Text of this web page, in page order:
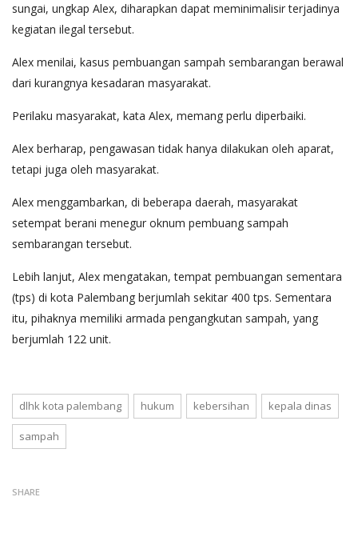
sungai, ungkap Alex, diharapkan dapat meminimalisir terjadinya
kegiatan ilegal tersebut.
Alex menilai, kasus pembuangan sampah sembarangan berawal
dari kurangnya kesadaran masyarakat.
Perilaku masyarakat, kata Alex, memang perlu diperbaiki.
Alex berharap, pengawasan tidak hanya dilakukan oleh aparat,
tetapi juga oleh masyarakat.
Alex menggambarkan, di beberapa daerah, masyarakat
setempat berani menegur oknum pembuang sampah
sembarangan tersebut.
Lebih lanjut, Alex mengatakan, tempat pembuangan sementara
(tps) di kota Palembang berjumlah sekitar 400 tps. Sementara
itu, pihaknya memiliki armada pengangkutan sampah, yang
berjumlah 122 unit.
dlhk kota palembang hukum kebersihan kepala dinas
sampah
SHARE